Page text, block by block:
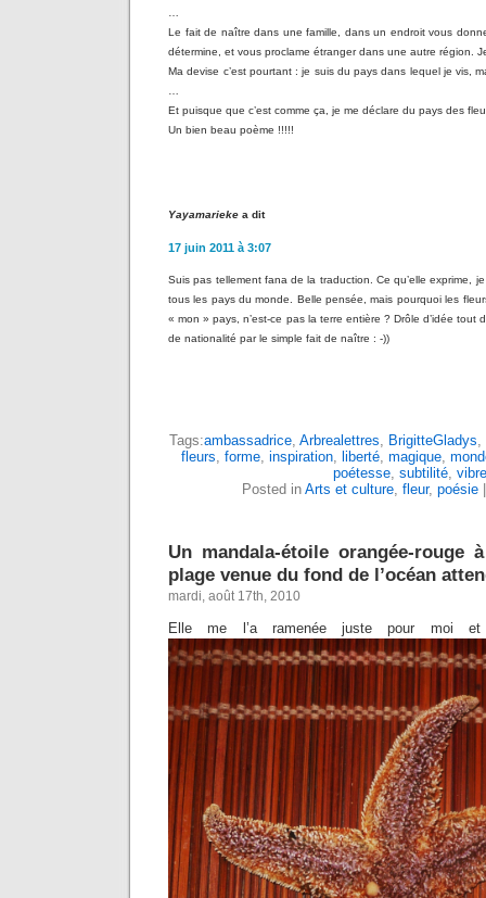
Le fait de naître dans une famille, dans un endroit vous
détermine, et vous proclame étranger dans une autre région.
Ma devise c’est pourtant : je suis du pays dans lequel je vis,
Et puisque que c’est comme ça, je me déclare du pays des
Un bien beau poème !!!!!
Yayamarieke a dit
17 juin 2011 à 3:07
Suis pas tellement fana de la traduction. Ce qu’elle exprime,
tous les pays du monde. Belle pensée, mais pourquoi les
« mon » pays, n’est-ce pas la terre entière ? Drôle d’idée tout
de nationalité par le simple fait de naître : -))
Tags:ambassadrice, Arbrealettres, BrigitteGladys,
fleurs, forme, inspiration, liberté, magique,
poétesse, subtilité,
Posted in Arts et culture, fleur, poésie
Un mandala-étoile orangée-rouge
plage venue du fond de l’océan
mardi, août 17th, 2010
Elle me l’a ramenée juste pour moi